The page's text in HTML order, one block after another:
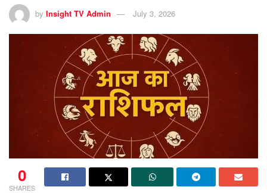
by Insight TV Admin July 3, 2026
0
SHARES